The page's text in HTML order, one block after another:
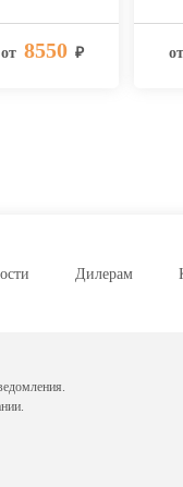
от 8550 ₽ от
Дилерам